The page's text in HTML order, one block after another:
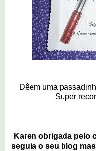
Dêem uma
Super
Karen obrigada pelo
seguia o seu blog